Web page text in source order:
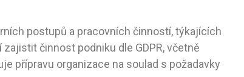
postupů a pracovních činností, týkajících
činnost podniku dle GDPR, včetně
přípravu organizace na soulad s požadavky